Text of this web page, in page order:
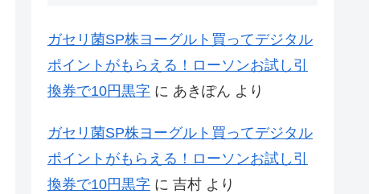
ガセリ菌SP株ヨーグルト買ってデジタル
ポイントがもらえる！ローソンお試し引
換券で10円黒字 に あきぽん より
ガセリ菌SP株ヨーグルト買ってデジタル
ポイントがもらえる！ローソンお試し引
換券で10円黒字 に 吉村 より